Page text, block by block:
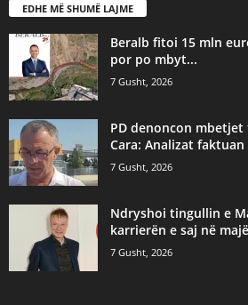
EDHE MË SHUMË LAJME
Beralb fitoi 15 mln
por po mbyt...
7 Gusht, 2026
PD denoncon
Cara: Analizat faktuan
7 Gusht, 2026
Ndryshoi tingullin e
karrierën e saj në
7 Gusht, 2026